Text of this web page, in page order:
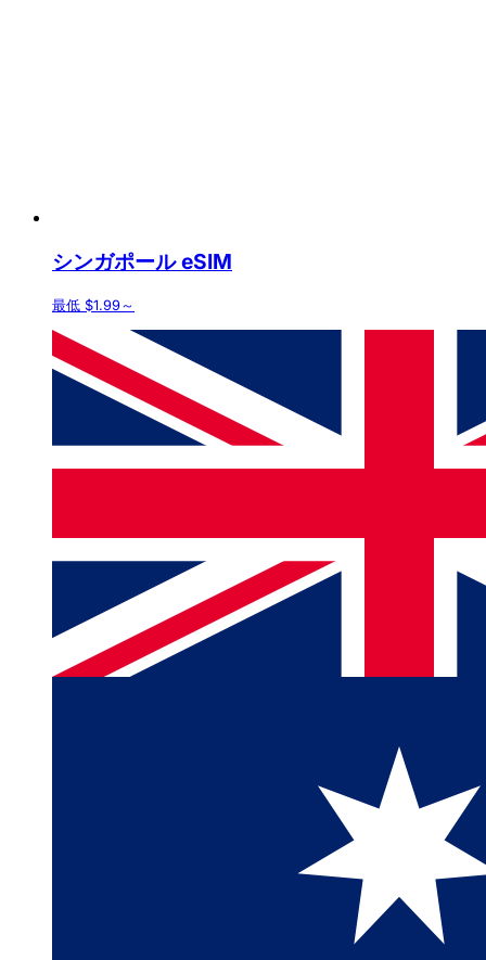
シンガポール eSIM
最低 $1.99～